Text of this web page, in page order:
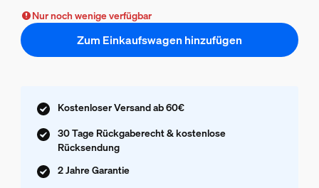
Nur noch wenige verfügbar
Zum Einkaufswagen hinzufügen
Kostenloser Versand ab 60€
30 Tage Rückgaberecht & kostenlose
Rücksendung
2 Jahre Garantie